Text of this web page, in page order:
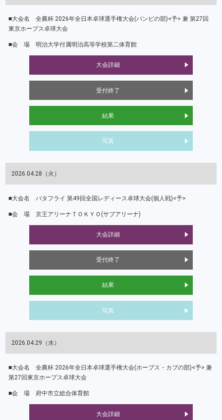
全農杯 2026年全日本卓球選手権大会(バンビの部)<予> 兼 第27回
東京ホープス卓球大会
明治大学付属明治高等学校第二体育館
大会詳細
受付終了
結果
写真
2026.04.28（火）
バタフライ 第49回全国レディース卓球大会(個人戦)<予>
京王アリーナＴＯＫＹＯ(サブアリーナ)
大会詳細
受付終了
結果
写真
2026.04.29（水）
全農杯 2026年全日本卓球選手権大会(ホープス・カブの部)<予> 兼
第27回東京ホープス卓球大会
府中市立総合体育館
大会詳細